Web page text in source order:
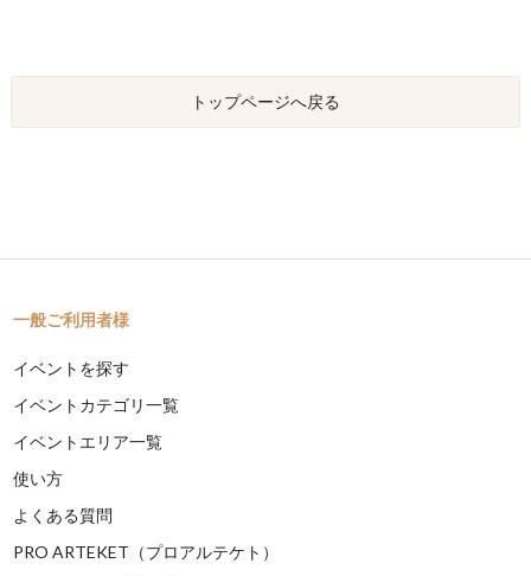
トップページへ戻る
一般ご利用者様
イベントを探す
イベントカテゴリ一覧
イベントエリア一覧
使い方
よくある質問
PRO ARTEKET（プロアルテケト）